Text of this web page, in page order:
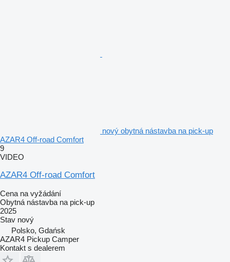
nový obytná nástavba na pick-up
AZAR4 Off-road Comfort
9
VIDEO
AZAR4 Off-road Comfort
Cena na vyžádání
Obytná nástavba na pick-up
2025
Stav nový
Polsko, Gdańsk
AZAR4 Pickup Camper
Kontakt s dealerem